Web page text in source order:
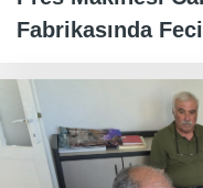
Fabrikasında